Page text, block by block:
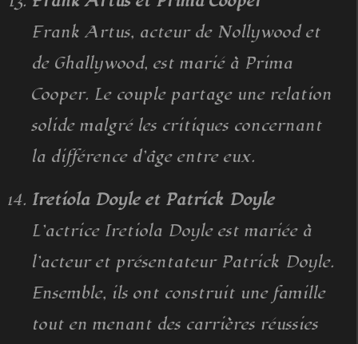
Frank Artus, acteur de Nollywood et
de Ghallywood, est marié à Prima
Cooper. Le couple partage une relation
solide malgré les critiques concernant
la différence d’âge entre eux.
Iretiola Doyle et Patrick Doyle
L’actrice Iretiola Doyle est mariée à
l’acteur et présentateur Patrick Doyle.
Ensemble, ils ont construit une famille
tout en menant des carrières réussies